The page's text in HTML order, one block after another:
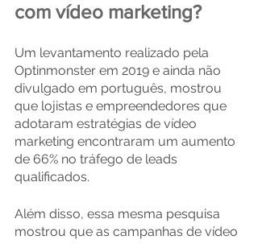
com vídeo marketing?
Um levantamento realizado pela
Optinmonster em 2019 e ainda não
divulgado em português, mostrou
que lojistas e empreendedores que
adotaram estratégias de vídeo
marketing encontraram um aumento
de 66% no tráfego de leads
qualificados.
Além disso, essa mesma pesquisa
mostrou que as campanhas de vídeo